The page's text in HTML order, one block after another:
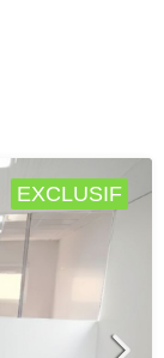
EXCLUSIF